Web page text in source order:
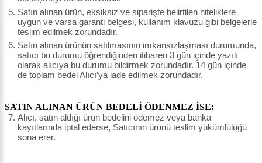
Satın alınan ürün, eksiksiz ve siparişte belirtilen niteliklere
uygun ve varsa garanti belgesi, kullanım klavuzu gibi belgelerle
teslim edilmek zorundadır.
Satın alınan ürünün satılmasının imkansızlaşması durumunda,
satıcı bu durumu öğrendiğinden itibaren 3 gün içinde yazılı
olarak alıcıya bu durumu bildirmek zorundadır. 14 gün içinde
de toplam bedel Alıcı’ya iade edilmek zorundadır.
SATIN ALINAN ÜRÜN BEDELİ ÖDENMEZ İSE:
Alıcı, satın aldığı ürün bedelini ödemez veya banka
kayıtlarında iptal ederse, Satıcının ürünü teslim yükümlülüğü
sona erer.